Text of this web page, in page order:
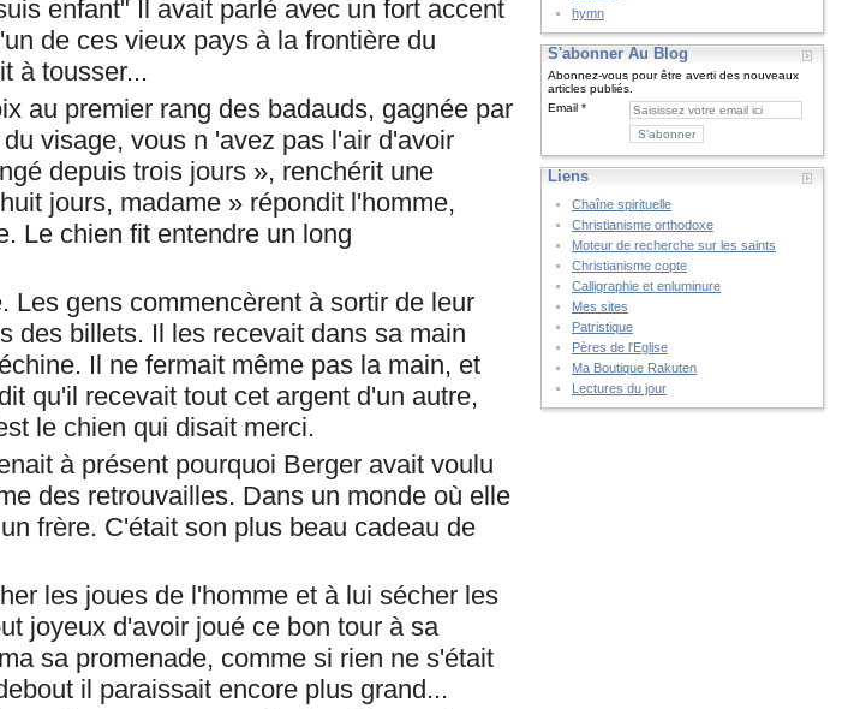
enfant" Il avait parlé avec un fort accent
de ces vieux pays à la frontière du
à tousser...
au premier rang des badauds, gagnée par
visage, vous n 'avez pas l'air d'avoir
depuis trois jours », renchérit une
jours, madame » répondit l'homme,
Le chien fit entendre un long
Les gens commencèrent à sortir de leur
des billets. Il les recevait dans sa main
Il ne fermait même pas la main, et
qu'il recevait tout cet argent d'un autre,
le chien qui disait merci.
à présent pourquoi Berger avait voulu
des retrouvailles. Dans un monde où elle
frère. C'était son plus beau cadeau de
les joues de l'homme et à lui sécher les
joyeux d'avoir joué ce bon tour à sa
sa promenade, comme si rien ne s'était
il paraissait encore plus grand...
hymn
S'abonner Au Blog
Abonnez-vous pour être averti des nouveaux
articles publiés.
Email
Liens
Chaîne spirituelle
Christianisme orthodoxe
Moteur de recherche sur les saints
Christianisme copte
Calligraphie et enluminure
Mes sites
Patristique
Pères de l'Eglise
Ma Boutique Rakuten
Lectures du jour